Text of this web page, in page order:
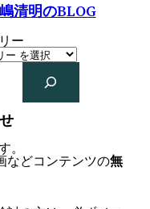
清明のBLOG
ー
。
などコンテンツの無